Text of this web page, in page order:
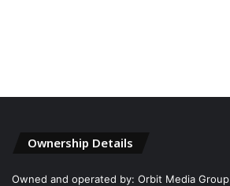
Ownership Details
Owned and operated by: Orbit Media Group